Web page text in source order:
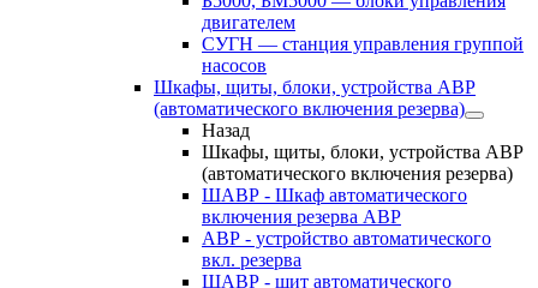
двигателем
СУГН — станция управления группой
насосов
Шкафы, щиты, блоки, устройства АВР
(автоматического включения резерва)
Назад
Шкафы, щиты, блоки, устройства АВР
(автоматического включения резерва)
ШАВР - Шкаф автоматического
включения резерва АВР
АВР - устройство автоматического
вкл. резерва
ЩАВР - щит автоматического